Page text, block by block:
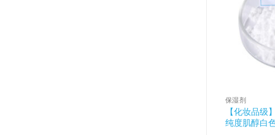
保湿剂
【化妆品级
纯度肌醇白